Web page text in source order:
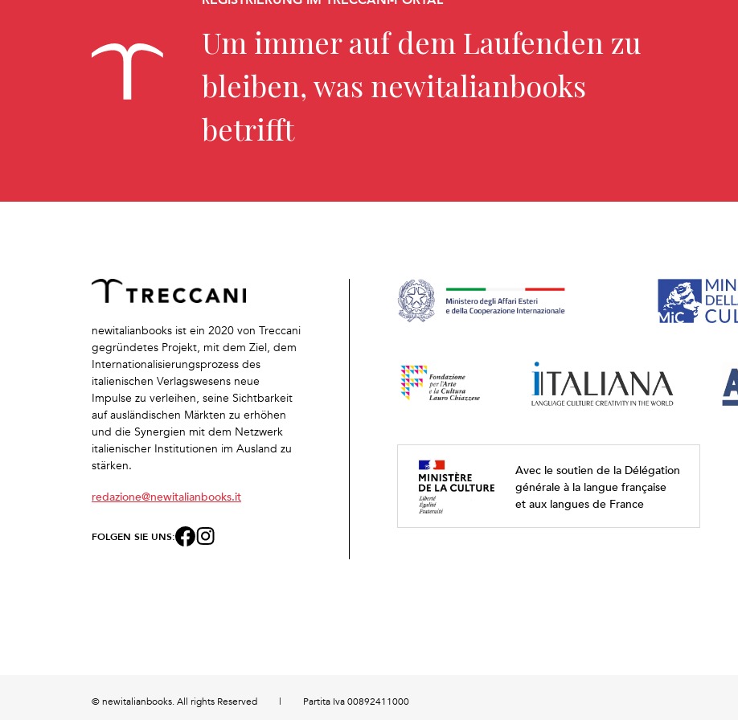
Um immer auf dem Laufenden zu
bleiben, was newitalianbooks
betrifft
newitalianbooks ist ein 2020 von Treccani
gegründetes Projekt, mit dem Ziel, dem
Internationalisierungsprozess des
italienischen Verlagswesens neue
Impulse zu verleihen, seine Sichtbarkeit
auf ausländischen Märkten zu erhöhen
und die Synergien mit dem Netzwerk
italienischer Institutionen im Ausland zu
stärken.
redazione@newitalianbooks.it
FOLGEN SIE UNS:
Avec le soutien de la Délégation
générale à la langue française
et aux langues de France
© newitalianbooks. All rights Reserved Partita Iva 00892411000